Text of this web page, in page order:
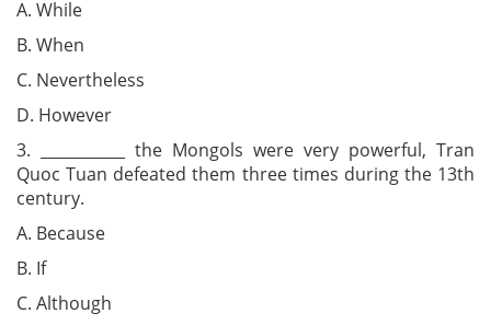
A. While
B. When
C. Nevertheless
D. However
3. ___________ the Mongols were very powerful, Tran
Quoc Tuan defeated them three times during the 13th
century.
A. Because
B. If
C. Although